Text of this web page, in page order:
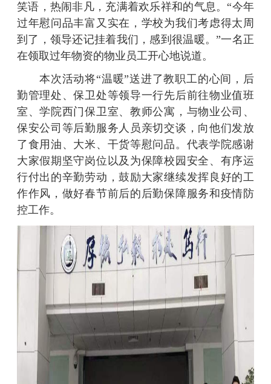
笑语，热闹非凡，充满着欢乐祥和的气息。“今年
过年慰问品丰富又实在，学校为我们考虑得太周
到了，领导还记挂着我们，感到很温暖。”一名正
在领取过年物资的物业员工开心地说道。
本次活动将“温暖”送进了教职工的心间，后
勤管理处、保卫处等领导一行先后前往物业值班
室、学院西门保卫室、教师公寓，与物业公司、
保安公司等后勤服务人员亲切交谈，向他们发放
了食用油、大米、干货等慰问品。代表学院感谢
大家假期坚守岗位以及为保障校园安全、有序运
行付出的辛勤劳动，鼓励大家继续发挥良好的工
作作风，做好春节前后的后勤保障服务和疫情防
控工作。